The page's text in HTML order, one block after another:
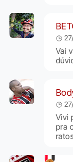
Vai
Vivi
pra